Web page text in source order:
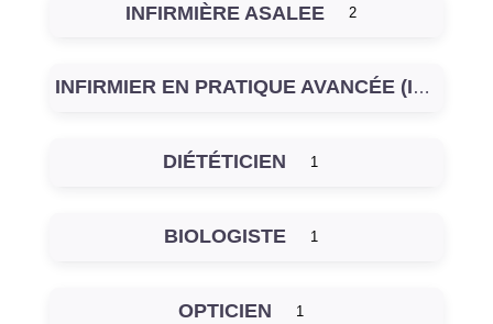
INFIRMIÈRE ASALEE 2
INFIRMIER EN PRATIQUE AVANCÉE (IPA)
DIÉTÉTICIEN 1
BIOLOGISTE 1
OPTICIEN 1